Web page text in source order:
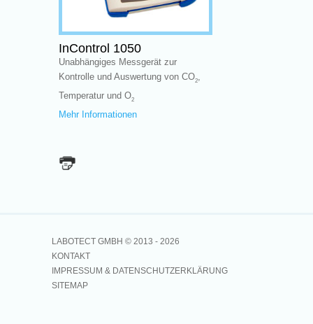
InControl 1050
Unabhängiges Messgerät zur
Kontrolle und Auswertung von CO2,
Temperatur und O2
Mehr Informationen
LABOTECT GMBH © 2013 - 2026
KONTAKT
IMPRESSUM & DATENSCHUTZERKLÄRUNG
SITEMAP